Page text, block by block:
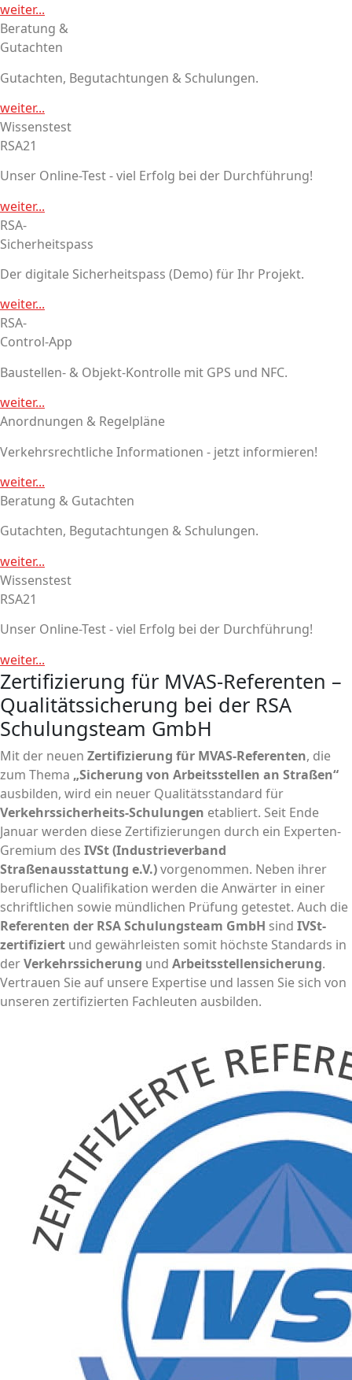
weiter...
Beratung &
Gutachten
Gutachten, Begutachtungen & Schulungen.
weiter...
Wissenstest
RSA21
Unser Online-Test - viel Erfolg bei der Durchführung!
weiter...
RSA-
Sicherheitspass
Der digitale Sicherheitspass (Demo) für Ihr Projekt.
weiter...
RSA-
Control-App
Baustellen- & Objekt-Kontrolle mit GPS und NFC.
weiter...
Anordnungen & Regelpläne
Verkehrsrechtliche Informationen - jetzt informieren!
weiter...
Beratung & Gutachten
Gutachten, Begutachtungen & Schulungen.
weiter...
Wissenstest
RSA21
Unser Online-Test - viel Erfolg bei der Durchführung!
weiter...
Zertifizierung für MVAS-Referenten –
Qualitätssicherung bei der RSA
Schulungsteam GmbH
Mit der neuen Zertifizierung für MVAS-Referenten, die
zum Thema „Sicherung von Arbeitsstellen an Straßen“
ausbilden, wird ein neuer Qualitätsstandard für
Verkehrssicherheits-Schulungen etabliert. Seit Ende
Januar werden diese Zertifizierungen durch ein Experten-
Gremium des IVSt (Industrieverband
Straßenausstattung e.V.)vorgenommen. Neben ihrer
beruflichen Qualifikation werden die Anwärter in einer
schriftlichen sowie mündlichen Prüfung getestet. Auch die
Referenten der RSA Schulungsteam GmbH sind IVSt-
zertifiziert und gewährleisten somit höchste Standards in
derVerkehrssicherung und Arbeitsstellensicherung.
Vertrauen Sie auf unsere Expertise und lassen Sie sich von
unseren zertifizierten Fachleuten ausbilden.